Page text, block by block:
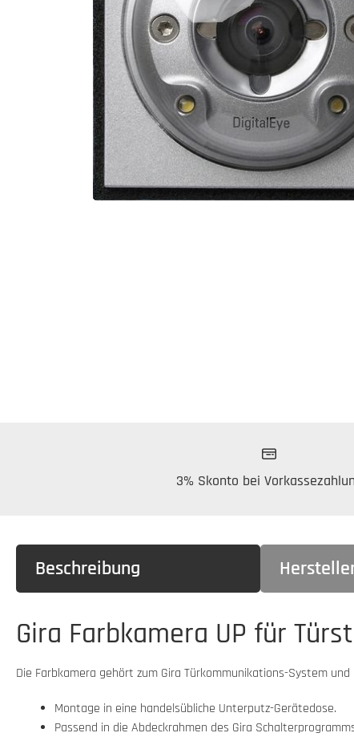
3% Skonto bei
Beschreibung
Gira Farbkamera UP für
Die Farbkamera gehört zum Gira Türkommunikations-System
Montage in eine handelsübliche Unterputz-Gerätedose.
Passend in die Abdeckrahmen des Gira